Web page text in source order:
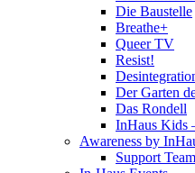
Die Baustelle
Breathe+
Queer TV
Resist!
Der Garten
Das Rondell
InHaus Kids
Awareness by
Support